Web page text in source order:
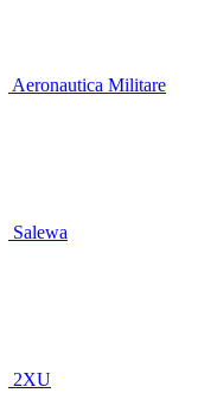
Aeronautica Militare
Salewa
2XU